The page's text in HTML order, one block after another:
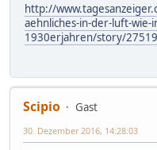
http://
aehnliches-in-der-luft-wie-
1930erjahren/story/
Scipio
Gast
30. Dezember 2016, 14:28:03